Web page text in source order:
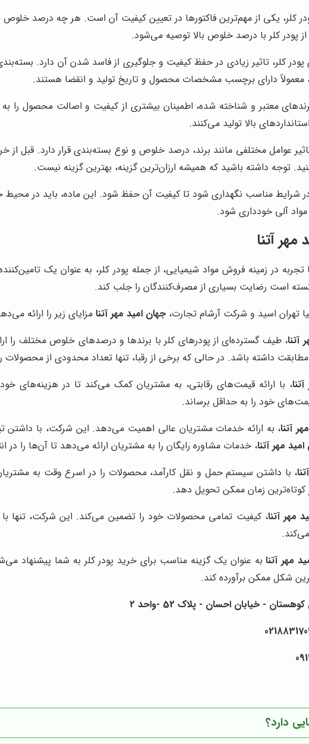
کلر، یکی از مهم‌ترین فاکتورها در تعیین کیفیت آن است. هر چه درصد خلوص
پودر کلر با درصد خلوص بالا توصیه می‌شود.
کلر، تاثیر زیادی در حفظ کیفیت و جلوگیری از فاسد شدن آن دارد.
معمولاً دارای برچسب مشخصات محصول و تاریخ تولید و انقضا هستند.
معتبر و شناخته شده، اطمینان بیشتری از کیفیت و اصالت محصول را به
بالا تولید می‌کنند.
عوامل مختلفی مانند برند، درصد خلوص و نوع بسته‌بندی قرار دارد. قبل
توجه داشته باشید که همیشه ارزان‌ترین گزینه، بهترین گزینه نیست.
در شرایط مناسب نگهداری شود تا کیفیت آن حفظ شود. این ماده، باید در
مواد آلی خودداری شود.
آتنا
تجربه در زمینه فروش مواد شیمیایی، از جمله پودر کلر، به عنوان یک
است رضایت بسیاری از مصرف‌کنندگان را جلب کند.
تهران اسید و شرکت آرشام تجارت، جهان امید مهر آتنامزایای زیر را ارائه
آتنا، طیف گسترده‌ای از پودرهای کلر با برندها و درصدهای خلوص مختلف را
مطابقت داشته باشد. در حالی که برخی از رقبا، تنها تعداد محدودی از محصولات
، با ارائه قیمت‌های رقابتی، به مشتریان کمک می‌کند تا در هزینه‌های
خود را به حداقل برساند.
آتنا، به ارائه خدمات مشتریان عالی اهمیت می‌دهد. این شرکت، با داشتن
مهر آتنا، خدمات مشاوره رایگان را به مشتریان ارائه می‌دهد تا آن‌ها را
، با داشتن سیستم حمل و نقل کارآمد، محصولات را در اسرع وقت به
زمان ممکن تحویل دهد.
مهر آتنا، کیفیت تمامی محصولات خود را تضمین می‌کند. این شرکت، تنها
مهر آتنابه عنوان یک گزینه مناسب برای خرید پودر کلر به شما پیشنهاد
شکل ممکن برآورده کند.
- خیابان احسان - پلاک 52 -واحد 2
دارد؟